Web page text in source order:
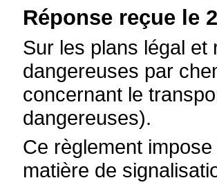
Réponse reçue le
Sur les plans légal
dangereuses par
concernant le
dangereuses).
Ce règlement
matière de